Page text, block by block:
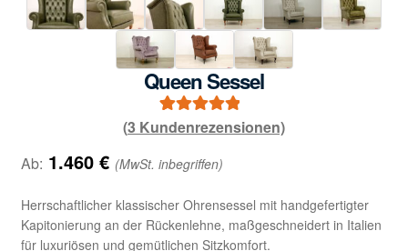
Queen Sessel
Bewertet mit
basierend auf
3
(3 Kundenrezensionen)
Ab: 1.460 € (MwSt. inbegriffen)
Herrschaftlicher klassischer Ohrensessel mit handgefertigter
Kapitonierung an der Rückenlehne, maßgeschneidert in Italien
für luxuriösen und gemütlichen Sitzkomfort.